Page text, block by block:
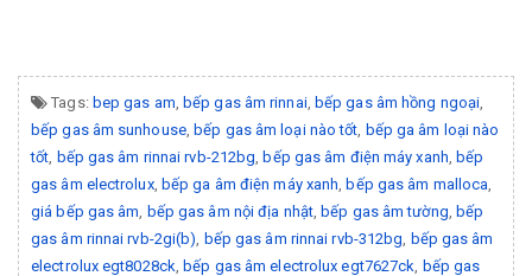
Tags: bep gas am, bếp gas âm rinnai, bếp gas âm hồng ngoại,
bếp gas âm sunhouse, bếp gas âm loại nào tốt, bếp ga âm loại nào
tốt, bếp gas âm rinnai rvb-212bg, bếp gas âm điện máy xanh, bếp
gas âm electrolux, bếp ga âm điện máy xanh, bếp gas âm malloca,
giá bếp gas âm, bếp gas âm nội địa nhật, bếp gas âm tường, bếp
gas âm rinnai rvb-2gi(b), bếp gas âm rinnai rvb-312bg, bếp gas âm
electrolux egt8028ck, bếp gas âm electrolux egt7627ck, bếp gas